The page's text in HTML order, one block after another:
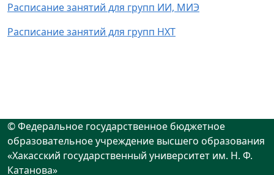
Расписание занятий для групп ИИ, МИЭ
Расписание занятий для групп НХТ
© Федеральное государственное бюджетное
образовательное учреждение высшего образования
«Хакасский государственный университет им. Н. Ф.
Катанова»